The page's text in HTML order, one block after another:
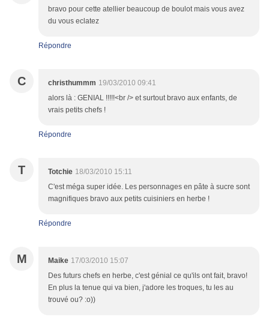
bravo pour cette atellier beaucoup de boulot mais vous avez
du vous eclatez
Répondre
C christhummm 19/03/2010 09:41
alors là : GENIAL !!!!!<br /> et surtout bravo aux enfants, de
vrais petits chefs !
Répondre
T Totchie 18/03/2010 15:11
C'est méga super idée. Les personnages en pâte à sucre sont
magnifiques bravo aux petits cuisiniers en herbe !
Répondre
M Maike 17/03/2010 15:07
Des futurs chefs en herbe, c'est génial ce qu'ils ont fait, bravo!
En plus la tenue qui va bien, j'adore les troques, tu les au
trouvé ou? :o))